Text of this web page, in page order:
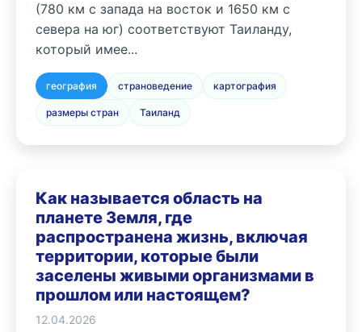
(780 км с запада на восток и 1650 км с
севера на юг) соответствуют Таиланду,
который имее...
география страноведение картография
размеры стран Таиланд
Как называется область на
планете Земля, где
распространена жизнь, включая
территории, которые были
заселены живыми организмами в
прошлом или настоящем?
12.04.2026